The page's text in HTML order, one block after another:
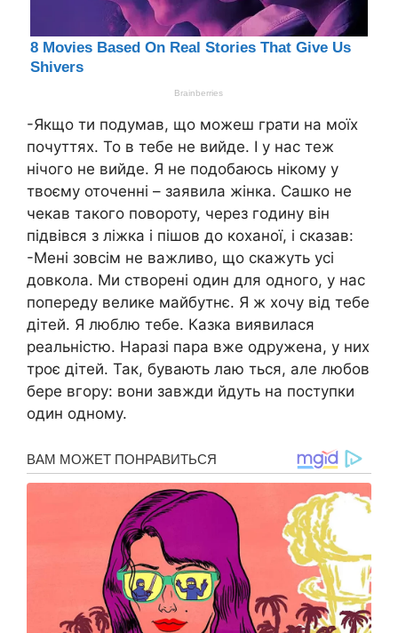
-Якщо ти подумав, що можеш грати на моїх
почуттях. То в тебе не вийде. І у нас теж
нічого не вийде. Я не подобаюсь нікому у
твоєму оточенні – заявила жінка. Сашко не
чекав такого повороту, через годину він
підвівся з ліжка і пішов до коханої, і сказав:
-Мені зовсім не важливо, що скажуть усі
довкола. Ми створені один для одного, у нас
попереду велике майбутнє. Я ж хочу від тебе
дітей. Я люблю тебе. Казка виявилася
реальністю. Наразі пара вже одружена, у них
троє дітей. Так, бувають лаю ться, але любов
бере вгору: вони завжди йдуть на поступки
один одному.